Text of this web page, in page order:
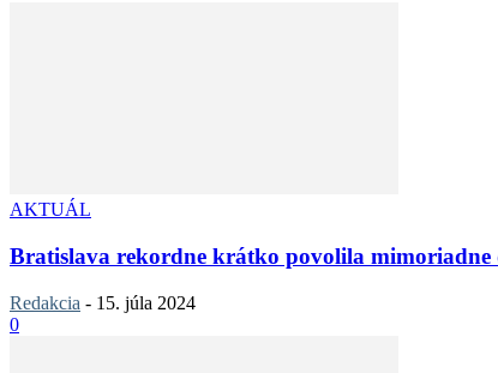
AKTUÁL
Bratislava rekordne krátko povolila
Redakcia - 15. júla 2024
0